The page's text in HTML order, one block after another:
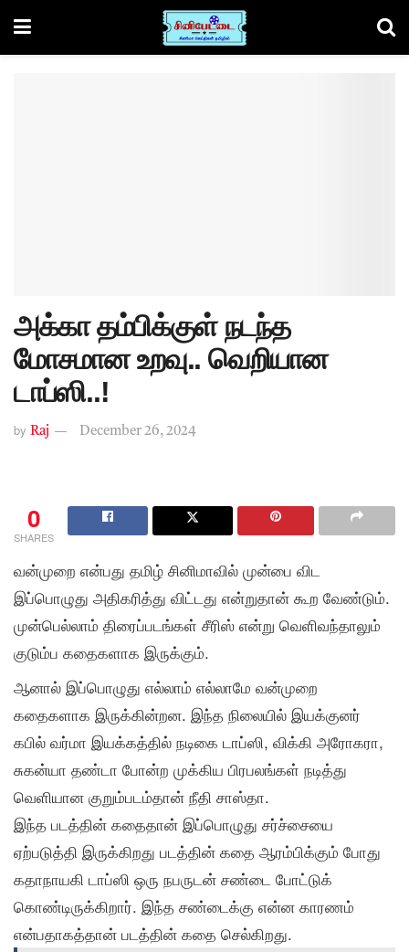
அக்கா தம்பிக்குள் நடந்த
மோசமான உறவு.. வெறியான
டாப்ஸி..!
by Raj December 26, 2024
0
SHARES
வன்முறை என்பது தமிழ் சினிமாவில் முன்பை விட
இப்பொழுது அதிகரித்து விட்டது என்றுதான் கூற வேண்டும்.
முன்பெல்லாம் திரைப்படங்கள் சீரிஸ் என்று வெளிவந்தாலும்
குடும்ப கதைகளாக இருக்கும்.
ஆனால் இப்பொழுது எல்லாம் எல்லாமே வன்முறை
கதைகளாக இருக்கின்றன. இந்த நிலையில் இயக்குனர்
கபில் வர்மா இயக்கத்தில் நடிகை டாப்ஸி, விக்கி அரோகரா,
சுகன்யா தண்டா போன்ற முக்கிய பிரபலங்கள் நடித்து
வெளியான குறும்படம்தான் நீதி சாஸ்தா.
இந்த படத்தின் கதைதான் இப்பொழுது சர்ச்சையை
ஏற்படுத்தி இருக்கிறது படத்தின் கதை ஆரம்பிக்கும் போது
கதாநாயகி டாப்ஸி ஒரு நபருடன் சண்டை போட்டுக்
கொண்டிருக்கிறார். இந்த சண்டைக்கு என்ன காரணம்
என்பதாகத்தான் படத்தின் கதை செல்கிறது.